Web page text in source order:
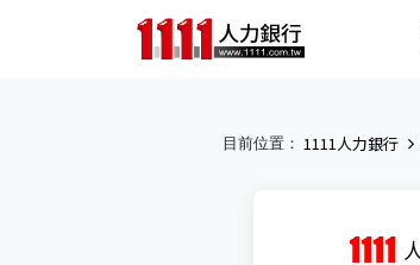
目前位置： 1111人力銀行